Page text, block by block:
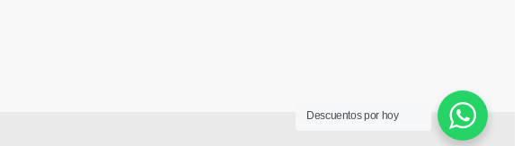
Descuentos por hoy